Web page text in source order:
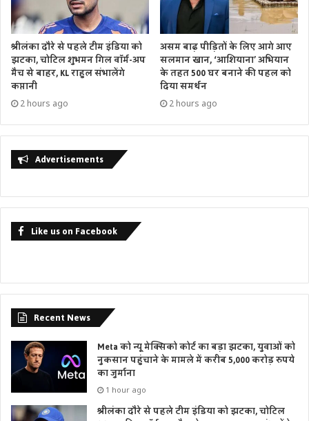
श्रीलंका दौरे से पहले टीम इंडिया को
झटका, चोटिल शुभमन गिल वॉर्म-अप
मैच से बाहर, KL राहुल संभालेंगे
कप्तानी
2 hours ago
असम बाढ़ पीड़ितों के लिए आगे आए
सलमान खान, ‘आशियाना’ अभियान
के तहत 500 घर बनाने की पहल को
दिया समर्थन
2 hours ago
Advertisements
Like us on Facebook
Recent News
Meta को न्यू मेक्सिको कोर्ट का बड़ा झटका, युवाओं को
नुकसान पहुंचाने के मामले में करीब 5,000 करोड़ रुपये
का जुर्माना
1 hour ago
श्रीलंका दौरे से पहले टीम इंडिया को झटका, चोटिल